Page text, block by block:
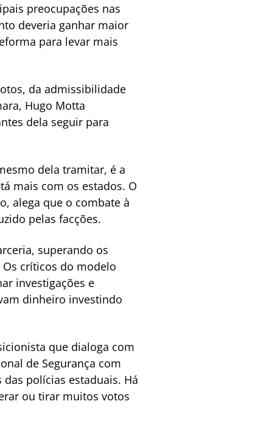
preocupações nas
deveria ganhar maior
para levar mais
da admissibilidade
Hugo Motta
dela seguir para
dela tramitar, é a
mais com os estados. O
alega que o combate à
pelas facções.
superando os
críticos do modelo
investigações e
dinheiro investindo
que dialoga com
de Segurança com
polícias estaduais. Há
ou tirar muitos votos